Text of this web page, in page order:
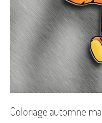
Coloriage automne